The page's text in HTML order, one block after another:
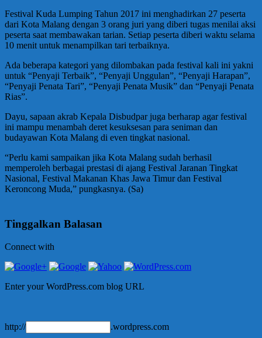
Festival Kuda Lumping Tahun 2017 ini menghadirkan 27 peserta
dari Kota Malang dengan 3 orang juri yang diberi tugas menilai aksi
peserta saat membawakan tarian. Setiap peserta diberi waktu selama
10 menit untuk menampilkan tari terbaiknya.
Ada beberapa kategori yang dilombakan pada festival kali ini yakni
untuk “Penyaji Terbaik”, “Penyaji Unggulan”, “Penyaji Harapan”,
“Penyaji Penata Tari”, “Penyaji Penata Musik” dan “Penyaji Penata
Rias”.
Dayu, sapaan akrab Kepala Disbudpar juga berharap agar festival
ini mampu menambah deret kesuksesan para seniman dan
budayawan Kota Malang di even tingkat nasional.
“Perlu kami sampaikan jika Kota Malang sudah berhasil
memperoleh berbagai prestasi di ajang Festival Jaranan Tingkat
Nasional, Festival Makanan Khas Jawa Timur dan Festival
Keroncong Muda,” pungkasnya. (Sa)
Tinggalkan Balasan
Connect with
Enter your WordPress.com blog URL
http:// .wordpress.com